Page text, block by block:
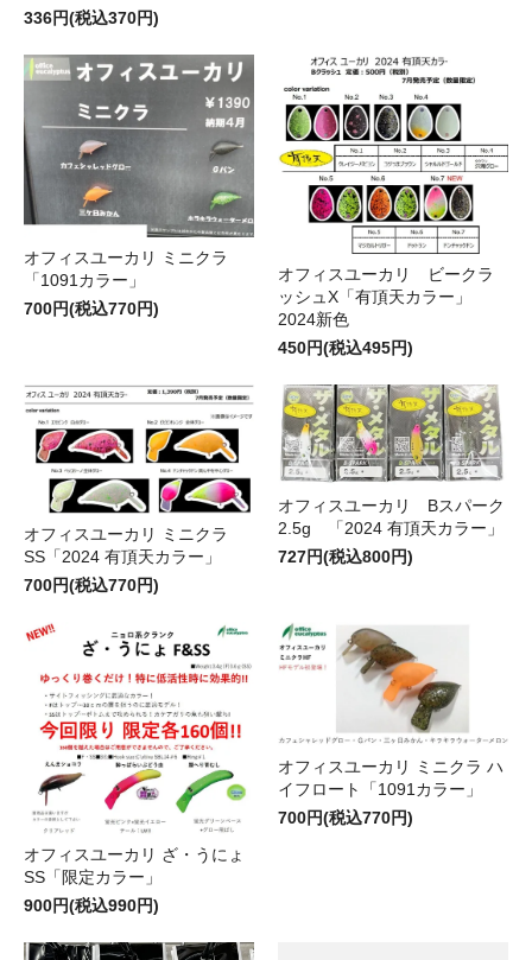
336円(税込370円)
オフィスユーカリ ミニクラ
「1091カラー」
700円(税込770円)
オフィスユーカリ ビークラ
ッシュX「有頂天カラー」
2024新色
450円(税込495円)
オフィスユーカリ ミニクラ
SS「2024 有頂天カラー」
700円(税込770円)
オフィスユーカリ Bスパーク
2.5g 「2024 有頂天カラー」
727円(税込800円)
オフィスユーカリ ざ・うにょ
SS「限定カラー」
900円(税込990円)
オフィスユーカリ ミニクラ ハ
イフロート「1091カラー」
700円(税込770円)